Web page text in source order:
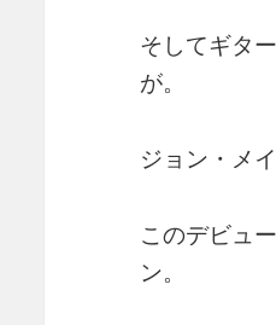
そしてギタ
が。
ジョン・メ
このデビュ
ン。